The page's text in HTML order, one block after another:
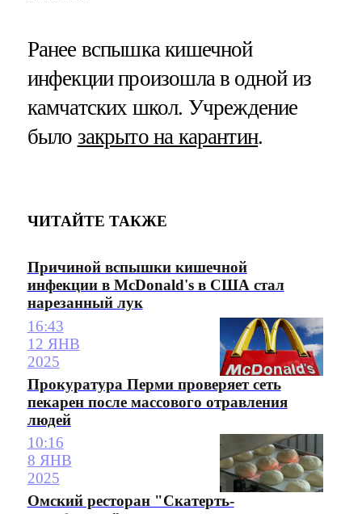
Ранее вспышка кишечной
инфекции произошла в одной из
камчатских школ. Учреждение
было закрыто на карантин.
ЧИТАЙТЕ ТАКЖЕ
Причиной вспышки кишечной
инфекции в McDonald's в США стал
нарезанный лук
16:43
12 ЯНВ
2025
Прокуратура Перми проверяет сеть
пекарен после массового отравления
людей
10:16
8 ЯНВ
2025
Омский ресторан "Скатерть-